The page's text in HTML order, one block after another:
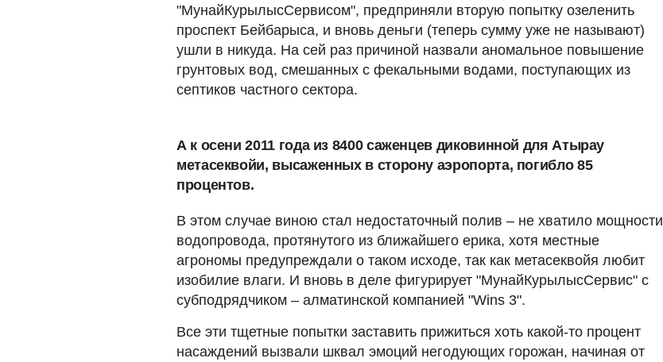
"МунайКурылысСервисом", предприняли вторую попытку озеленить
проспект Бейбарыса, и вновь деньги (теперь сумму уже не называют)
ушли в никуда. На сей раз причиной назвали аномальное повышение
грунтовых вод, смешанных с фекальными водами, поступающих из
септиков частного сектора.
А к осени 2011 года из 8400 саженцев диковинной для Атырау
метасеквойи, высаженных в сторону аэропорта, погибло 85
процентов.
В этом случае виною стал недостаточный полив – не хватило мощности
водопровода, протянутого из ближайшего ерика, хотя местные
агрономы предупреждали о таком исходе, так как метасеквойя любит
изобилие влаги. И вновь в деле фигурирует "МунайКурылысСервис" с
субподрядчиком – алматинской компанией "Wins 3".
Все эти тщетные попытки заставить прижиться хоть какой-то процент
насаждений вызвали шквал эмоций негодующих горожан, начиная от